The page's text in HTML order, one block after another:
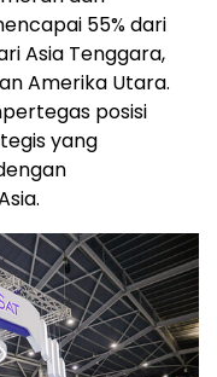
55% dari
Asia Tenggara,
Amerika Utara.
posisi
yang